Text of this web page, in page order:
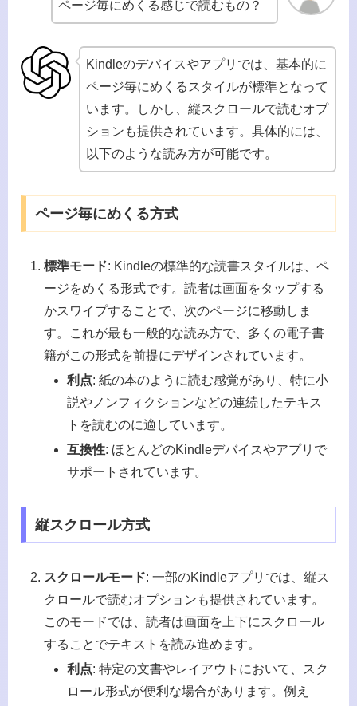
ページ毎にめくる感じで読むもの？
Kindleのデバイスやアプリでは、基本的に
ページ毎にめくるスタイルが標準となって
います。しかし、縦スクロールで読むオプ
ションも提供されています。具体的には、
以下のような読み方が可能です。
ページ毎にめくる方式
標準モード: Kindleの標準的な読書スタイルは、ペ
ージをめくる形式です。読者は画面をタップする
かスワイプすることで、次のページに移動しま
す。これが最も一般的な読み方で、多くの電子書
籍がこの形式を前提にデザインされています。
利点: 紙の本のように読む感覚があり、特に小
説やノンフィクションなどの連続したテキス
トを読むのに適しています。
互換性: ほとんどのKindleデバイスやアプリで
サポートされています。
縦スクロール方式
スクロールモード: 一部のKindleアプリでは、縦ス
クロールで読むオプションも提供されています。
このモードでは、読者は画面を上下にスクロール
することでテキストを読み進めます。
利点: 特定の文書やレイアウトにおいて、スク
ロール形式が便利な場合があります。例え